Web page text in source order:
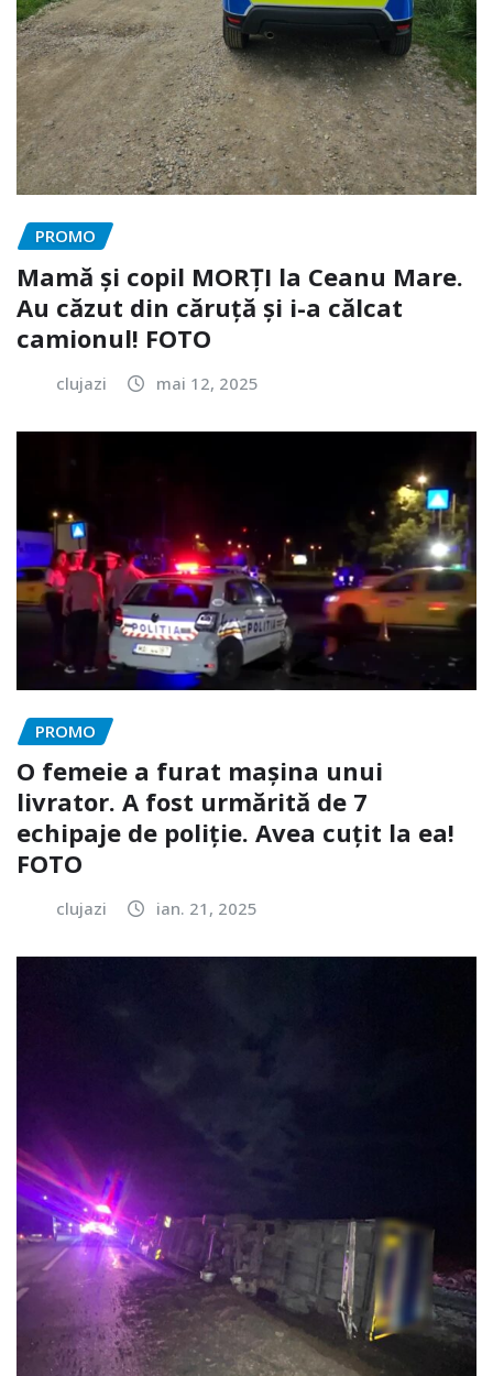
PROMO
Mamă și copil MORȚI la Ceanu Mare.
Au căzut din căruță și i-a călcat
camionul! FOTO
clujazi mai 12, 2025
PROMO
O femeie a furat mașina unui
livrator. A fost urmărită de 7
echipaje de poliție. Avea cuțit la ea!
FOTO
clujazi ian. 21, 2025